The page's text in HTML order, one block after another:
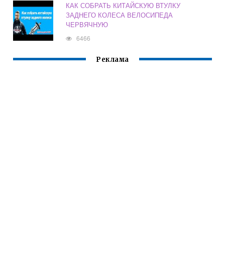
КАК СОБРАТЬ КИТАЙСКУЮ ВТУЛКУ
ЗАДНЕГО КОЛЕСА ВЕЛОСИПЕДА
ЧЕРВЯЧНУЮ
6466
Реклама